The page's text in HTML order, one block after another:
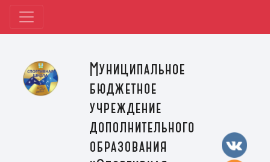
Муниципальное
бюджетное
учреждение
дополнительного
образования